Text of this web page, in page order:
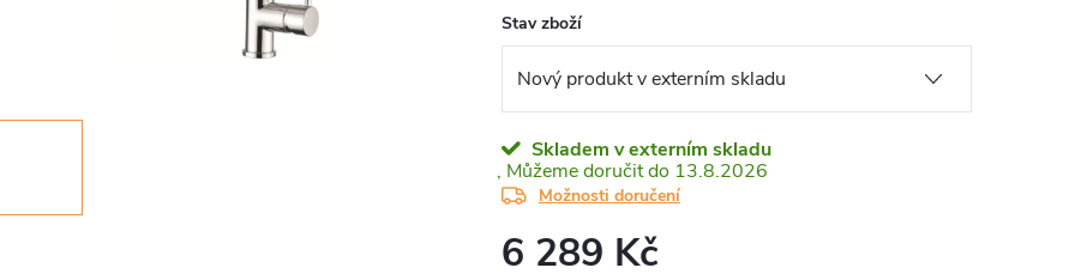
Stav zboží
Skladem v externím skladu
13.8.2026
Možnosti doručení
6 289 Kč